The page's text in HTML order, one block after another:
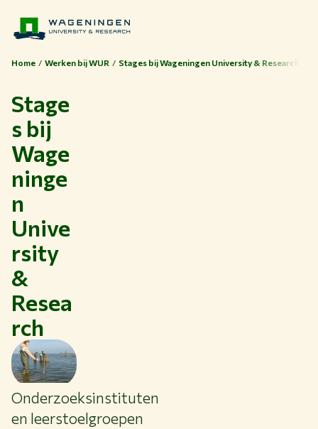
Thema's
Studeren bij WUR
Over WUR
NIEUWS & ACHTERGRONDEN
WERKEN BIJ WUR
HUIDIGE STUDENTEN
BIBLIOTHEEK
Home Werken bij WUR Stages bij Wageningen University & Research
Stage
s bij
Wage
ninge
n
Unive
rsity
&
Resea
rch
Onderzoeksinstituten
en leerstoelgroepen